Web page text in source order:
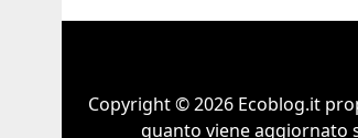
Copyright © 2026 Ecoblog.it
quanto viene aggiornato